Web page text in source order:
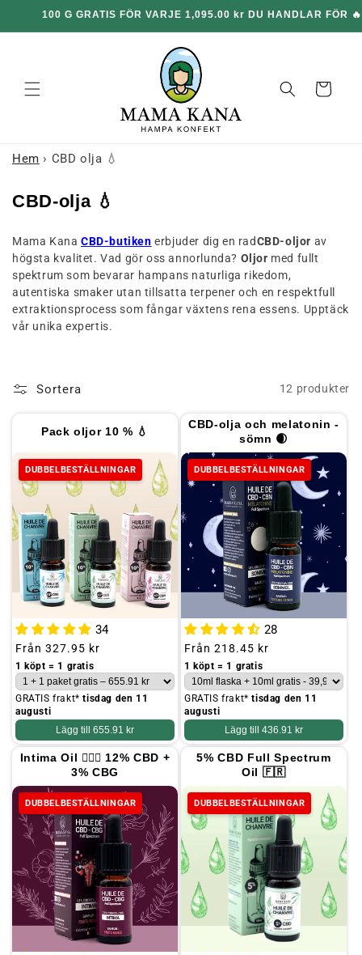
och gå100 G GRATIS FÖR VARJE 1,095.00 kr DU HANDLAR FÖR 🔥
Korg
Hem › CBD olja 💧
S
m
l
i
n
g
CBD-olja 💧
Mama Kana CBD-butiken erbjuder dig en radCBD-oljor av
högsta kvalitet. Vad gör oss annorlunda? Oljor med fullt
spektrum som bevarar hampans naturliga rikedom,
autentiska smaker utan tillsatta terpener och en respektfull
extraktionsprocess som fångar växtens rena essens. Upptäck
vår unika expertis.
Sortera 12 produkter
Pack oljor 10 % 💧
DUBBELBESTÄLLNINGAR
34
Ordinarie
pris
Från 327.95 kr
1 köpt = 1 gratis
GRATIS frakt*tisdag den 11
augusti
Lägg till 655.91 kr
CBD-olja och melatonin -
sömn 🌒
DUBBELBESTÄLLNINGAR
28
Ordinarie
pris
Från 218.45 kr
1 köpt = 1 gratis
GRATIS frakt*tisdag den 11
augusti
Lägg till 436.91 kr
Intima Oil 👩🏻‍⚕️ 12% CBD +
3% CBG
DUBBELBESTÄLLNINGAR
5% CBD Full Spectrum
Oil 🇫🇷
DUBBELBESTÄLLNINGAR